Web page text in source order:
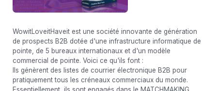
WowitLoveitHaveit est une société innovante de génération
de prospects B2B dotée d'une infrastructure informatique de
pointe, de 5 bureaux internationaux et d'un modèle
commercial de pointe. Voici ce qu'ils font :
Ils génèrent des listes de courrier électronique B2B pour
pratiquement tous les créneaux commerciaux du monde.